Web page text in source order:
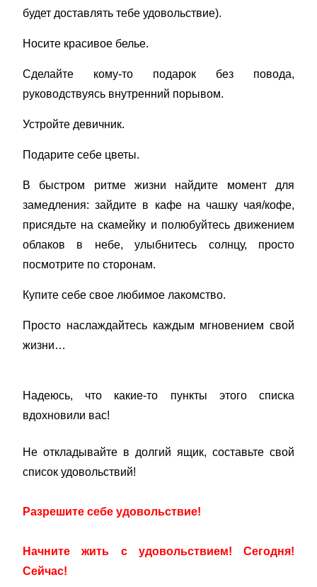
будет доставлять тебе удовольствие).
Носите красивое белье.
Сделайте кому-то подарок без повода,
руководствуясь внутренний порывом.
Устройте девичник.
Подарите себе цветы.
В быстром ритме жизни найдите момент для
замедления: зайдите в кафе на чашку чая/кофе,
присядьте на скамейку и полюбуйтесь движением
облаков в небе, улыбнитесь солнцу, просто
посмотрите по сторонам.
Купите себе свое любимое лакомство.
Просто наслаждайтесь каждым мгновением свой
жизни…
Надеюсь, что какие-то пункты этого списка
вдохновили вас!
Не откладывайте в долгий ящик, составьте свой
список удовольствий!
Разрешите себе удовольствие!
Начните жить с удовольствием! Сегодня!
Сейчас!